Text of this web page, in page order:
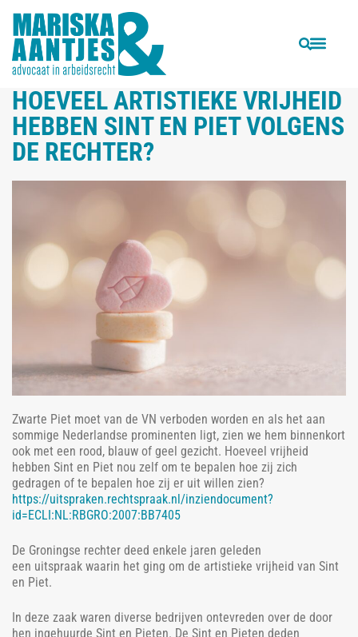
VORIGE VOLGENDE
HOEVEEL ARTISTIEKE VRIJHEID
HEBBEN SINT EN PIET VOLGENS
DE RECHTER?
Zwarte Piet moet van de VN verboden worden en als het aan
sommige Nederlandse prominenten ligt, zien we hem binnenkort
ook met een rood, blauw of geel gezicht. Hoeveel vrijheid
hebben Sint en Piet nou zelf om te bepalen hoe zij zich
gedragen of te bepalen hoe zij er uit willen zien?
https://uitspraken.rechtspraak.nl/inziendocument?
id=ECLI:NL:RBGRO:2007:BB7405
De Groningse rechter deed enkele jaren geleden
een uitspraak waarin het ging om de artistieke vrijheid van Sint
en Piet.
In deze zaak waren diverse bedrijven ontevreden over de door
hen ingehuurde Sint en Pieten. De Sint en Pieten deden